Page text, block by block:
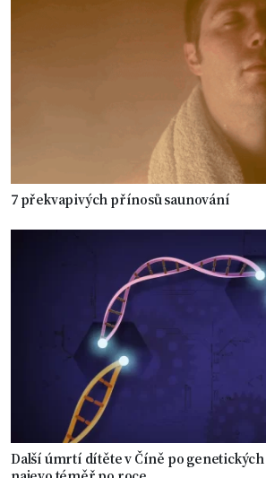
7 překvapivých přínosů saunování
Další úmrtí dítěte v Číně po genetických